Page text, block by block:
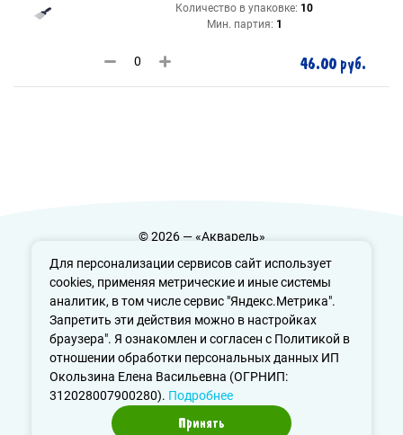
Для персонализации сервисов сайт использует
cookies, применяя метрические и иные системы
аналитик, в том числе сервис "Яндекс.Метрика".
Запретить эти действия можно в настройках
браузера". Я ознакомлен и согласен с Политикой в
отношении обработки персональных данных ИП
Окользина Елена Васильевна (ОГРНИП:
312028007900280). Подробнее
Принять
Количество в упаковке: 10
Мин. партия: 1
46.00 руб.
© 2026 — «Акварель»
Политика конфиденциальности